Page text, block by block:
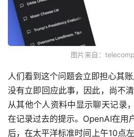
图片来自：
人们看到这个问题会立即担心其
没有立即回应此事，因此，尚不
从其他个人资料中显示聊天记录
在记录过去的提示。OpenAI在用
后，在太平洋标准时间上午10点